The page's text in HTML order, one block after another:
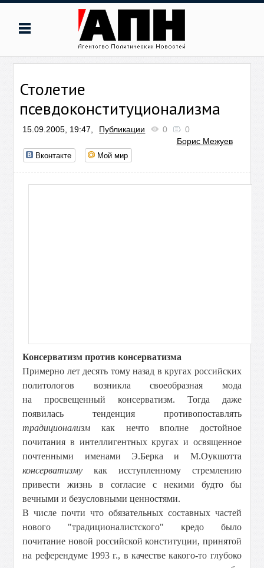
Столетие
псевдоконституционализма
15.09.2005, 19:47, Публикации 0
0
Борис Межуев
Вконтакте Мой мир
Консерватизм против консерватизма
Примерно лет десять тому назад в кругах российских
политологов возникла своеобразная мода
на просвещенный консерватизм. Тогда даже
появилась тенденция противопоставлять
традиционализм как нечто вполне достойное
почитания в интеллигентных кругах и освященное
почтенными именами Э.Берка и М.Оукшотта
консерватизму как исступленному стремлению
привести жизнь в согласие с некими будто бы
вечными и безусловными ценностями.
В числе почти что обязательных составных частей
нового "традиционалистского" кредо было
почитание новой российской конституции, принятой
на референдуме 1993 г., в качестве какого-то глубоко